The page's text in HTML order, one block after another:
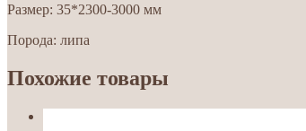
Размер: 35*2300-3000 мм
Порода: липа
Похожие товары